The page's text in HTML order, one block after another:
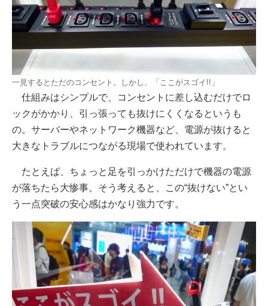
一見するとただのコンセント。しかし、「ここがスゴイ!!」
仕組みはシンプルで、コンセントに差し込むだけでロ
ックがかかり、引っ張っても抜けにくくなるというも
の。サーバーやネットワーク機器など、電源が抜けると
大きなトラブルにつながる現場で使われています。
たとえば、ちょっと足を引っかけただけで機器の電源
が落ちたら大惨事。そう考えると、この“抜けない”とい
う一点突破の安心感はかなり強力です。